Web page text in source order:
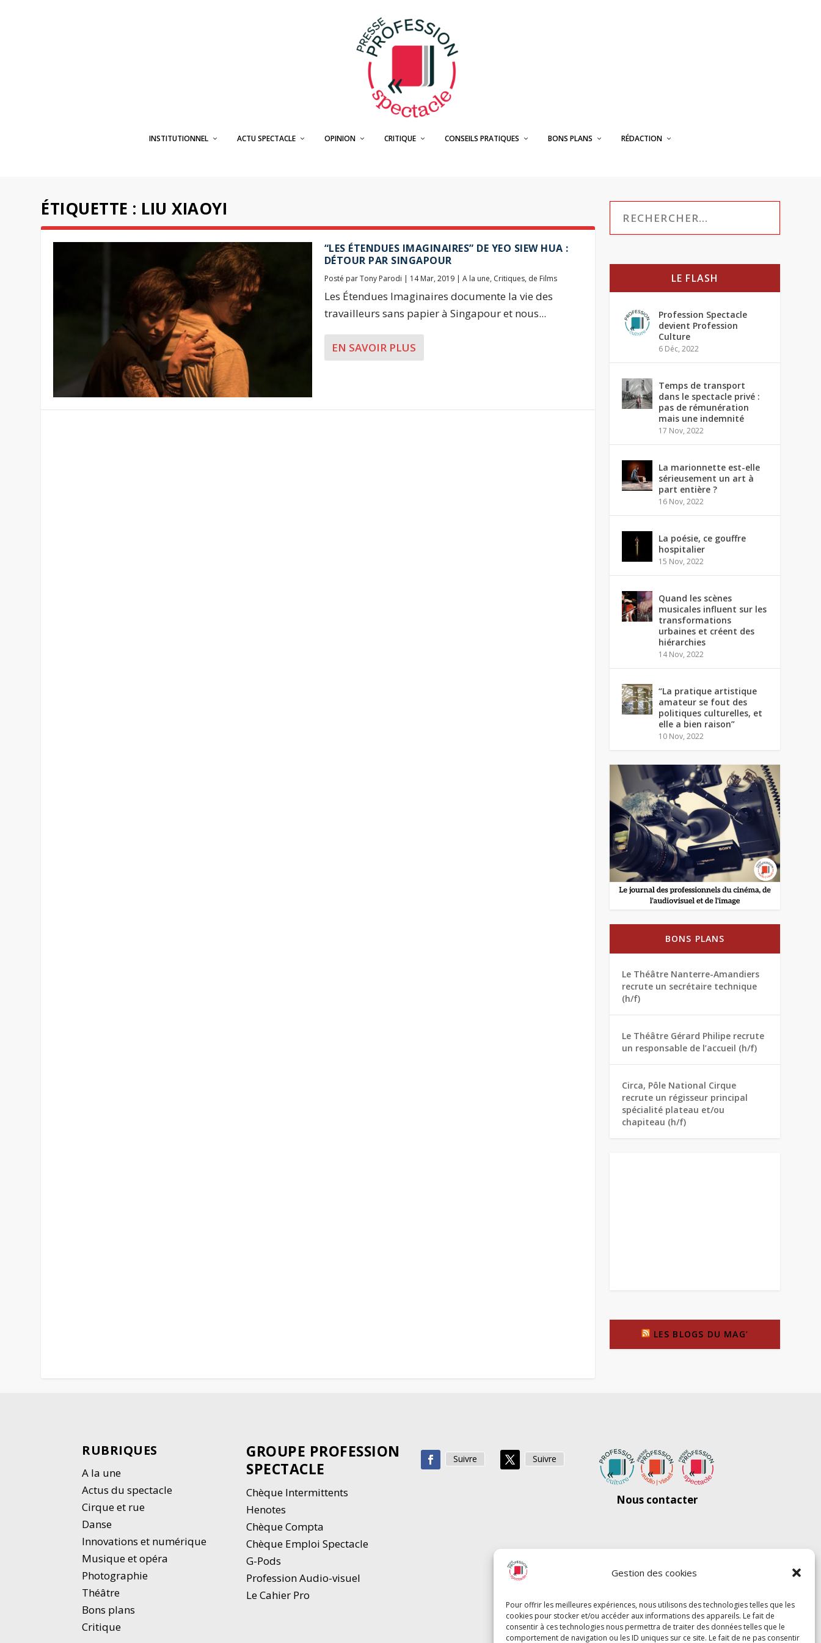
Gestion des cookies
Pour offrir les meilleures expériences, nous utilisons des technologies telles que les
cookies pour stocker et/ou accéder aux informations des appareils. Le fait de
consentir à ces technologies nous permettra de traiter des données telles que le
comportement de navigation ou les ID uniques sur ce site. Le fait de ne pas consentir
INSTITUTIONNEL ACTU SPECTACLE OPINION CRITIQUE CONSEILS PRATIQUES BONS PLANS RÉDACTION
ÉTIQUETTE : LIU XIAOYI
“LES ÉTENDUES IMAGINAIRES” DE YEO SIEW HUA :
DÉTOUR PAR SINGAPOUR
Posté parTony Parodi | 14 Mar, 2019| A la une, Critiques, de Films
Les Étendues Imaginaires documente la vie des
travailleurs sans papier à Singapour et nous...
EN SAVOIR PLUS
LE FLASH
Profession Spectacle
devient Profession
Culture
6 Déc, 2022
Temps de transport
dans le spectacle privé :
pas de rémunération
mais une indemnité
17 Nov, 2022
La marionnette est-elle
sérieusement un art à
part entière ?
16 Nov, 2022
La poésie, ce gouffre
hospitalier
15 Nov, 2022
Quand les scènes
musicales influent sur les
transformations
urbaines et créent des
hiérarchies
14 Nov, 2022
“La pratique artistique
amateur se fout des
politiques culturelles, et
elle a bien raison”
10 Nov, 2022
BONS PLANS
Le Théâtre Nanterre-Amandiers
recrute un secrétaire technique
(h/f)
Le Théâtre Gérard Philipe recrute
un responsable de l’accueil (h/f)
Circa, Pôle National Cirque
recrute un régisseur principal
spécialité plateau et/ou
chapiteau (h/f)
LES BLOGS DU MAG’
RUBRIQUES
A la une
Actus du spectacle
Cirque et rue
Danse
Innovations et numérique
Musique et opéra
Photographie
Théâtre
Bons plans
Critique
GROUPE PROFESSION
SPECTACLE
Chèque Intermittents
Henotes
Chèque Compta
Chèque Emploi Spectacle
G-Pods
Profession Audio-visuel
Le Cahier Pro
Suivre Suivre
Nous contacter